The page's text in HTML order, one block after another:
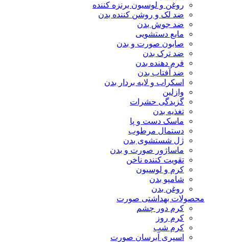
روغن و لوسیون برنزه کننده
ضد لک و روشن کننده بدن
ضد جوش بدن
مایع دستشویی
صابون صورت و بدن
ضد ترک بدن
فرم دهنده بدن
ضد آفتاب بدن
اسکراب و لایه بردار بدن
وازلین
گزیدگی حشرات
تغذیه بدن
ماسک دست و پا
دستمال مرطوب
ژل شستشوی بدن
ماساژور صورت و بدن
تقویت کننده ناخن
کرم و لوسیون
شامپو بدن
روغن بدن
محصولات بهداشتی صورت
کرم دور چشم
کرم روز
کرم شب
اسپری آبرسان صورت